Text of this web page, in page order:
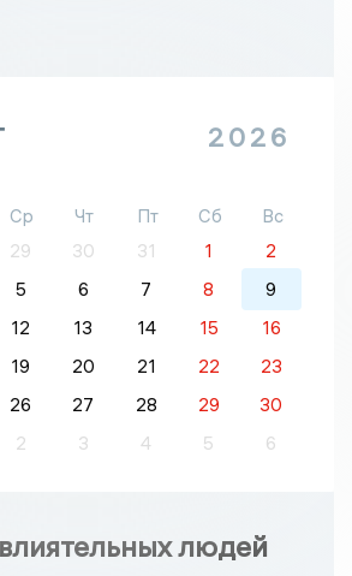
2026
Ср Чт Пт Сб
Вс
29 30 31 1
2
5 6 7 8
9
12 13 14 15
16
19 20 21 22
23
26 27 28 29
30
2 3 4 5 6
людей